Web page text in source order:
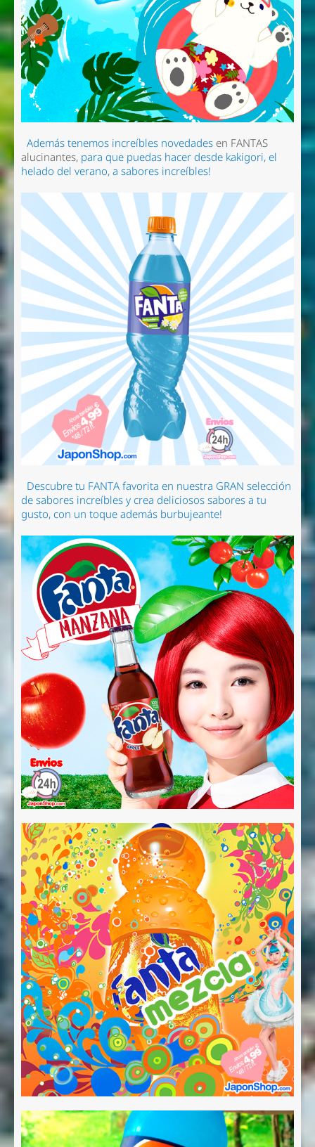
Además tenemos increíbles novedadesen FANTAS
alucinantes, para que puedas hacer desde kakigori, el
helado del verano, a sabores increíbles!
Descubre tu FANTA favorita en nuestra GRAN selección
de sabores increíbles y crea deliciosos sabores a tu
gusto, con un toque además burbujeante!